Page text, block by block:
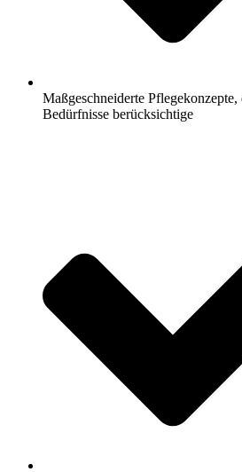
Maßgeschneiderte
Bedürfnisse berücksichtige